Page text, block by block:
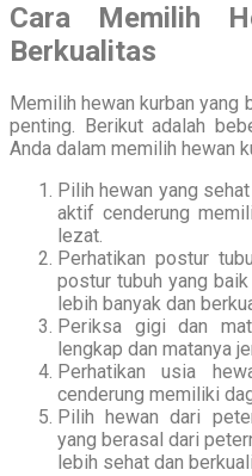
Cara Memilih
Berkualitas
Memilih hewan kurban yang
penting. Berikut adalah
Anda dalam memilih hewan
Pilih hewan yang
aktif cenderung
lezat.
Perhatikan postur
postur tubuh yang
lebih banyak dan
Periksa gigi dan
lengkap dan matanya
Perhatikan usia
cenderung memiliki
Pilih hewan dari
yang berasal dari
lebih sehat dan